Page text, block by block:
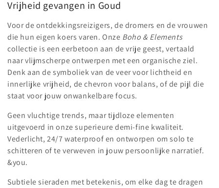
l
l
e
c
t
i
e
:
Vrijheid gevangen in Goud
Voor de ontdekkingsreizigers, de dromers en de vrouwen
die hun eigen koers varen. Onze Boho & Elements
collectie is een eerbetoon aan de vrije geest, vertaald
naar vlijmscherpe ontwerpen met een organische ziel.
Denk aan de symboliek van de veer voor lichtheid en
innerlijke vrijheid, de chevron voor balans, of de pijl die
staat voor jouw onwankelbare focus.
Geen vluchtige trends, maar tijdloze elementen
uitgevoerd in onze superieure demi-fine kwaliteit.
Vederlicht, 24/7 waterproof en ontworpen om solo te
schitteren of te verweven in jouw persoonlijke narratief.
&you.
Subtiele sieraden met betekenis, om elke dag te dragen